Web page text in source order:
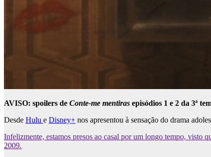
AVISO: spoilers de Conte-me mentiras episódios 1 e 2 da 3ª
Desde Hulu e Disney+ nos apresentou à sensação do drama
Infelizmente, estamos presos ao casal por um longo tempo, visto
2009.